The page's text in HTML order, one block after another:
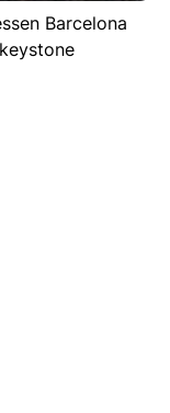
Barcelona